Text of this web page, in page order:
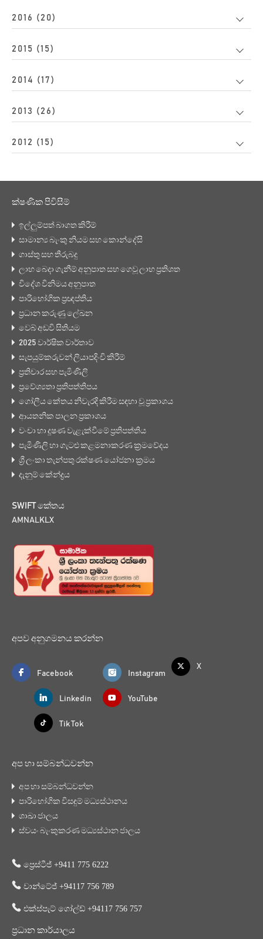
2016 (20)
2015 (15)
2014 (17)
2013 (26)
2012 (15)
ක්ෂණික පිවිසීම්
ඉල්ලුම්පත් බාගත කිරීම්
සාමාන්‍ය බැංකු නියම සහ කොන්දේසි
ගාස්තු සහ තීරුබදු
ලාභ බෙදා ගැනීම් අනුපාත සහ ගෙවූ ලාභ ප්‍රතිශත
විදේශ විනිමය අනුපාත
පාරිභෝගික ප්‍රඥප්තිය
ප්‍රධාන කරුණු ලේඛන
වෙබ් අඩවි සිතියම
2025 වාර්ෂික වාර්තාව
සැපයුම්කරුවන් ලියාපදිංචි කිරීම්
ප්‍රතිචාර සහ පැමිණිලි
ප්‍රවේශ්‍යතා ප්‍රතිපත්තිපය
ගෝලීය කේතය නිවැරදි කිරීම සඳහා වූ ප්‍රකාශය
ආයතනික පාලන ප්‍රකාශය
වංචා හා දූෂණ වැළැක්වීමේ ප්‍රතිපත්තිය
පැමිණිලි හා ගැටළු කළමනාකරණ ක්‍රමවේදය
ශ්‍රී ලංකා තැන්පතු රක්ෂණ යෝජනා ක්‍රමය
දැනුම් කේන්ද්‍රය
SWIFT කේතය
AMNALKLX
අපව අනුගමනය කරන්න
Facebook Instagram
X
Linkedin YouTube
Tik Tok
අප හා සම්බන්ධවන්න
අප හා සම්බන්ධවන්න
පාරිභෝගික විසඳුම් මධ්‍යස්ථානය
ශාඛා ජාලය
ස්වයං බැංකුකරණ මධ්‍යස්ථාන ජාලය
ප්‍රෙස්ටීජ් +9411 775 6222
වාන්ටේජ් +94117 756 789
එක්ස්පැට් ගෝල්ඩ් +94117 756 757
ප්‍රධාන කාර්යාලය